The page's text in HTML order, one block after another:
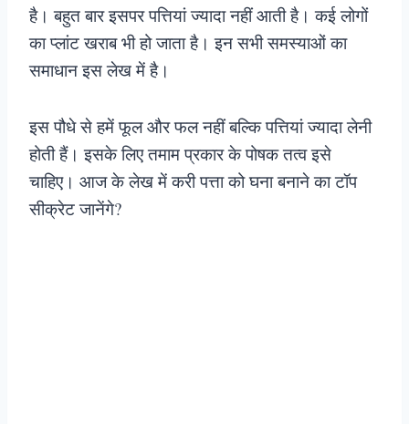
है। बहुत बार इसपर पत्तियां ज्यादा नहीं आती है। कई लोगों
का प्लांट खराब भी हो जाता है। इन सभी समस्याओं का
समाधान इस लेख में है।
इस पौधे से हमें फूल और फल नहीं बल्कि पत्तियां ज्यादा लेनी
होती हैं। इसके लिए तमाम प्रकार के पोषक तत्व इसे
चाहिए। आज के लेख में करी पत्ता को घना बनाने का टॉप
सीक्रेट जानेंगे?